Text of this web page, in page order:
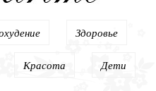
Здоровье
Красота Дети